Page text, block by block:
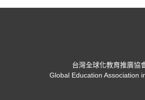
台灣全球化教育推廣協
Global Education Association